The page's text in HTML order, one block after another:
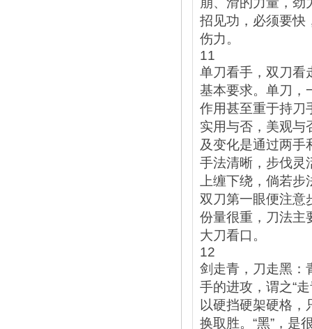
招见功，必须要快
伤力。
11
单刀看手，双刀看
基本要求。单刀，
作用甚至重于持刀
实用与否，美观与
及变化是通过两手
手法清晰，步伐灵
上缠下绕，倘若
双刀第一眼便注意
份量很重，刀法主
大刀看口。
12
剑走青，刀走黑：
手的进攻，谓之“
以硬挡硬架硬格
换取胜。“黑”，是